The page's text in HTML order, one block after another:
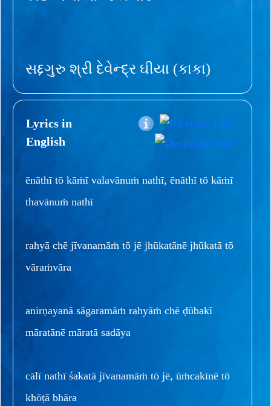
સદ્દગુરુ શ્રી દેવેન્દ્ર ઘીયા (કાકા)
Lyrics in
English
ēnāthī tō kāṁī valavānuṁ nathī, ēnāthī tō kāṁī
thavānuṁ nathī
rahyā chē jīvanamāṁ tō jē jhūkatānē jhūkatā tō
vāraṁvāra
anirṇayanā sāgaramāṁ rahyāṁ chē ḍūbakī
māratānē māratā sadāya
cālī nathī śakatā jīvanamāṁ tō jē, ūṁcakīnē tō
khōṭā bhāra